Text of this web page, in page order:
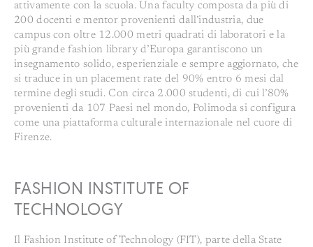
attivamente con la scuola. Una faculty composta da più di
200 docenti e mentor provenienti dall’industria, due
campus con oltre 12.000 metri quadrati di laboratori e la
più grande fashion library d’Europa garantiscono un
insegnamento solido, esperienziale e sempre aggiornato, che
si traduce in un placement rate del 90% entro 6 mesi dal
termine degli studi. Con circa 2.000 studenti, di cui l’80%
provenienti da 107 Paesi nel mondo, Polimoda si configura
come una piattaforma culturale internazionale nel cuore di
Firenze.
FASHION INSTITUTE OF
TECHNOLOGY
Il Fashion Institute of Technology (FIT), parte della State